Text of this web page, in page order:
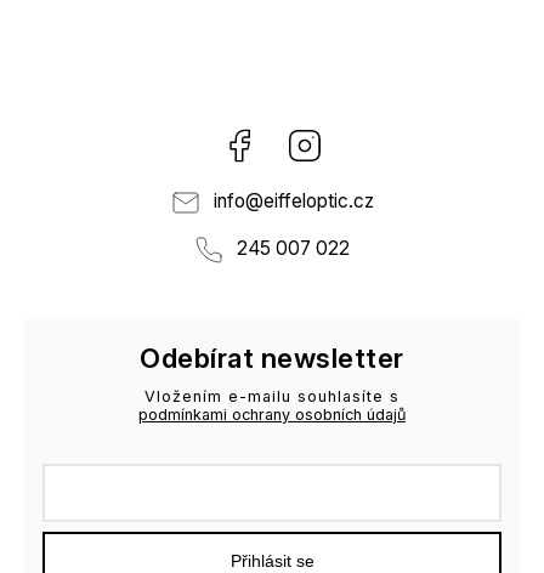
Facebook
info@eiffeloptic.cz
245 007 022
Odebírat newsletter
Vložením e-mailu souhlasíte s
podmínkami ochrany osobních údajů
Přihlásit se